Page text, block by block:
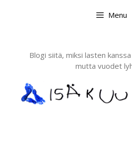
Menu
Blogi siitä, miksi lasten
mutta vuodet